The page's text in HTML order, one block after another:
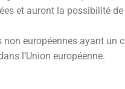
et auront la possibilité
non européennes ayant un
l’Union européenne.